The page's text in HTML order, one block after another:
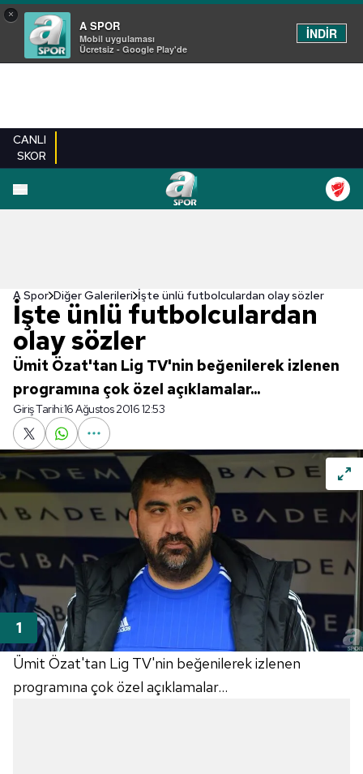
×
A SPOR
Mobil uygulaması
Ücretsiz - Google Play'de
İNDİR
CANLI
SKOR
EN YENILER
A Spor Diğer Galerileri İşte ünlü futbolculardan olay sözler
İşte ünlü futbolculardan
olay sözler
Ümit Özat'tan Lig TV'nin beğenilerek izlenen
programına çok özel açıklamalar...
Giriş Tarihi:16 Ağustos 2016 12:53
Ümit Özat'tan Lig TV'nin beğenilerek izlenen
programına çok özel açıklamalar...